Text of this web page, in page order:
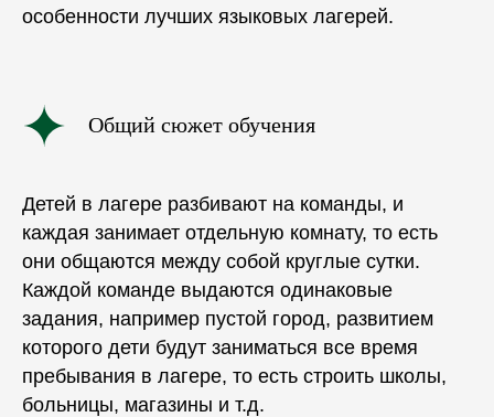
особенности лучших языковых лагерей.
Общий сюжет обучения
Детей в лагере разбивают на команды, и
каждая занимает отдельную комнату, то есть
они общаются между собой круглые сутки.
Каждой команде выдаются одинаковые
задания, например пустой город, развитием
которого дети будут заниматься все время
пребывания в лагере, то есть строить школы,
больницы, магазины и т.д.